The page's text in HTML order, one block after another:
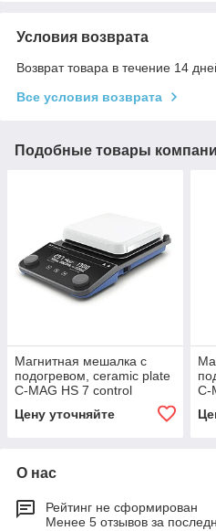
Условия возврата
Возврат товара в течение 14
Все условия возврата
Подобные товары
Магнитная мешалка с
подогревом, ceramic plate
C-MAG HS 7 control
Цену уточняйте
C-
О нас
Рейтинг не сформирован
Менее 5 отзывов за